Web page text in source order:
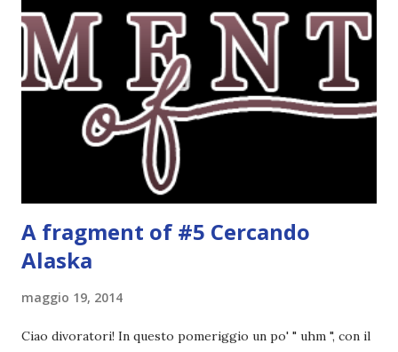
scelta! Dalla tbr ho letto soltanto cinque titoli: I cento
colori del blu, Amy Harmon ★ ★ ★ ★ Sapete il mio
rapporto con gli ya. Questo stranamente mi è piaciuto
molto. Mi è piaciuta la protagonista, la sua crescita, il suo
rapporto con il professor Wilson che cresce piano piano.
Alla fine mi stavo pure commuovendo! Unravel me ,
Tahereh Mafi ★ ★ ★ ★ ★ Ho già scritto una recensi...
A fragment of #5 Cercando
Alaska
maggio 19, 2014
Ciao divoratori! In questo pomeriggio un po' " uhm ", con il